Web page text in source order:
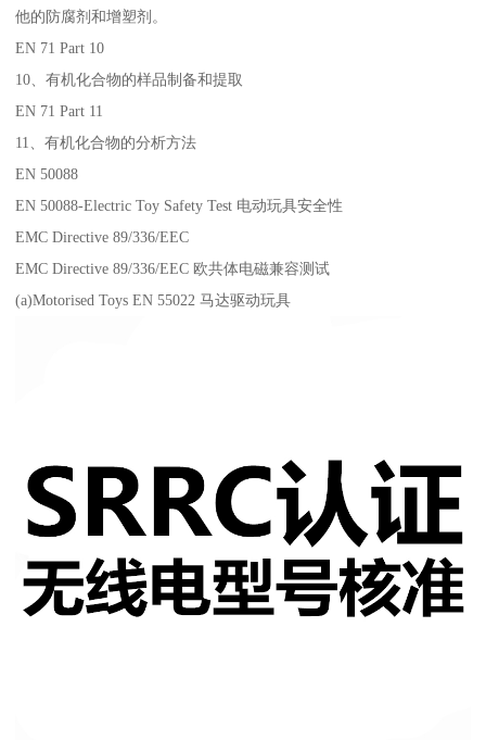
他的防腐剂和增塑剂。
EN 71 Part 10
10、有机化合物的样品制备和提取
EN 71 Part 11
11、有机化合物的分析方法
EN 50088
EN 50088-Electric Toy Safety Test 电动玩具安全性
EMC Directive 89/336/EEC
EMC Directive 89/336/EEC 欧共体电磁兼容测试
(a)Motorised Toys EN 55022 马达驱动玩具